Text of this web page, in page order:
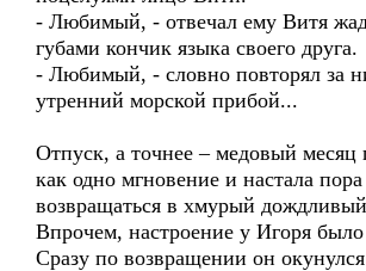
- Любимый, - отвечал ему Витя
губами кончик языка своего друга.
- Любимый, - словно повторял за
утренний морской прибой...
Отпуск, а точнее – медовый месяц
как одно мгновение и настала пора
возвращаться в хмурый
Впрочем, настроение у Игоря
Сразу по возвращении он